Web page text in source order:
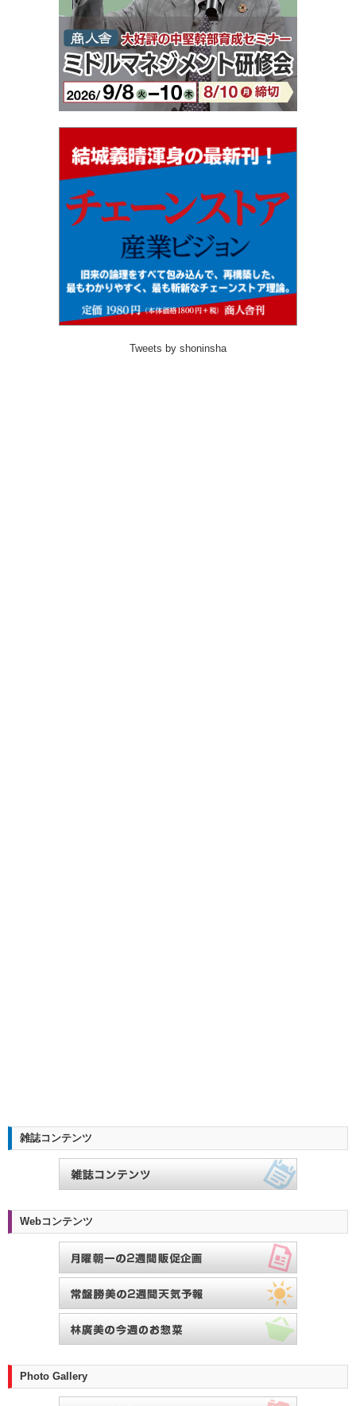
Tweets by shoninsha
雑誌コンテンツ
Webコンテンツ
Photo Gallery